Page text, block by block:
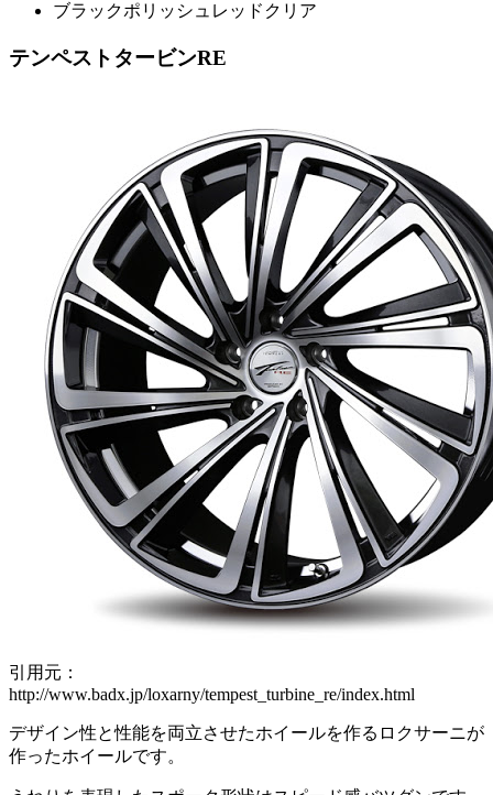
ブラックポリッシュレッドクリア
テンペストタービンRE
引用元：
http://www.badx.jp/loxarny/tempest_turbine_re/index.html
デザイン性と性能を両立させたホイールを作るロクサーニが
作ったホイールです。